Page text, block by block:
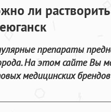
ли
препараты
На этом сайте Вы
медицинских